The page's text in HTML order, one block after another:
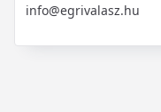
info@egrivalasz.hu